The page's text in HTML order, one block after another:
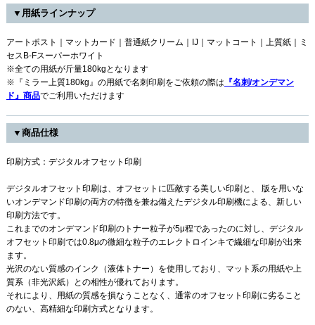
▼用紙ラインナップ
アートポスト｜マットカード｜普通紙クリーム｜IJ｜マットコート｜上質紙｜ミ
セスB-Fスーパーホワイト
※全ての用紙が斤量180kgとなります
※『ミラー上質180kg』の用紙で名刺印刷をご依頼の際は 『名刺/オンデマン
ド』商品でご利用いただけます
▼商品仕様
印刷方式：デジタルオフセット印刷
デジタルオフセット印刷は、オフセットに匹敵する美しい印刷と、 版を用いな
いオンデマンド印刷の両方の特徴を兼ね備えたデジタル印刷機による、新しい
印刷方法です。
これまでのオンデマンド印刷のトナー粒子が5μ程であったのに対し、デジタル
オフセット印刷では0.8μの微細な粒子のエレクトロインキで繊細な印刷が出来
ます。
光沢のない質感のインク（液体トナー）を使用しており、マット系の用紙や上
質系（非光沢紙）との相性が優れております。
それにより、用紙の質感を損なうことなく、通常のオフセット印刷に劣ること
のない、高精細な印刷方式となります。